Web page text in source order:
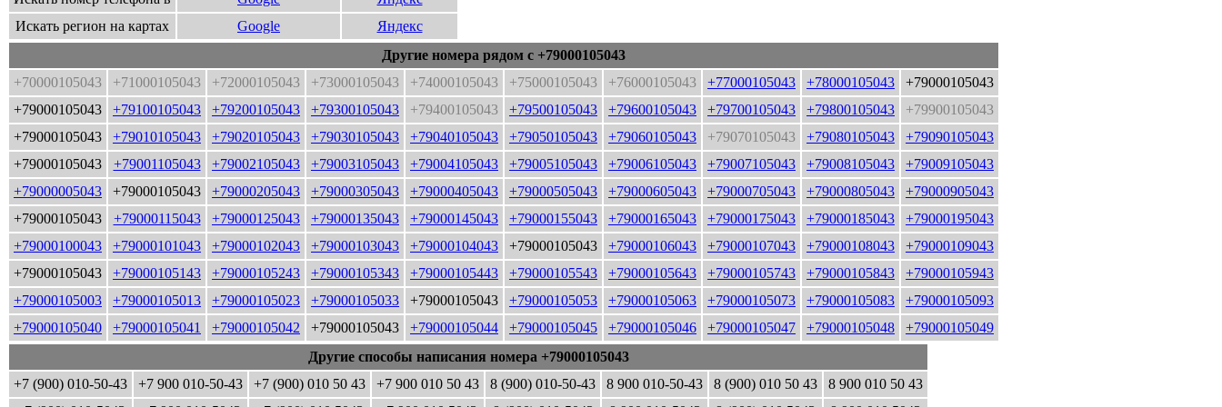
Искать регион на картах
Google
Яндекс
Другие номера рядом с +79000105043
+70000105043
+71000105043 +72000105043 +73000105043 +74000105043 +75000105043 +76000105043 +77000105043 +78000105043
+79000105043
+79000105043
+79100105043 +79200105043 +79300105043 +79400105043 +79500105043 +79600105043 +79700105043 +79800105043
+79900105043
+79000105043
+79010105043 +79020105043 +79030105043 +79040105043 +79050105043 +79060105043 +79070105043 +79080105043
+79090105043
+79000105043
+79001105043 +79002105043 +79003105043 +79004105043 +79005105043 +79006105043 +79007105043 +79008105043
+79009105043
+79000005043
+79000105043 +79000205043 +79000305043 +79000405043 +79000505043 +79000605043 +79000705043 +79000805043
+79000905043
+79000105043
+79000115043 +79000125043 +79000135043 +79000145043 +79000155043 +79000165043 +79000175043 +79000185043
+79000195043
+79000100043
+79000101043 +79000102043 +79000103043 +79000104043 +79000105043 +79000106043 +79000107043 +79000108043
+79000109043
+79000105043
+79000105143 +79000105243 +79000105343 +79000105443 +79000105543 +79000105643 +79000105743 +79000105843
+79000105943
+79000105003
+79000105013 +79000105023 +79000105033 +79000105043 +79000105053 +79000105063 +79000105073 +79000105083
+79000105093
+79000105040
+79000105041 +79000105042 +79000105043 +79000105044 +79000105045 +79000105046 +79000105047 +79000105048
+79000105049
Другие способы написания номера +79000105043
+7 (900) 010-50-43
+7 900 010-50-43 +7 (900) 010 50 43 +7 900 010 50 43 8 (900) 010-50-43 8 900 010-50-43 8 (900) 010 50 43
8 900 010 50 43